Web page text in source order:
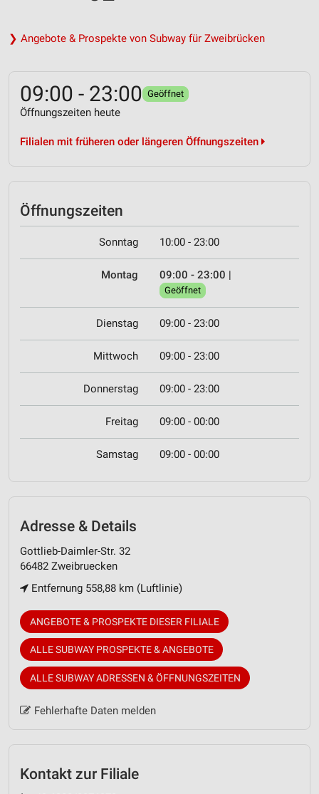
❯ Angebote & Prospekte von Subway für Zweibrücken
09:00 - 23:00 Geöffnet
Öffnungszeiten heute
Filialen mit früheren oder längeren Öffnungszeiten
Öffnungszeiten
Sonntag 10:00 - 23:00
Montag 09:00 - 23:00 |
Geöffnet
Dienstag 09:00 - 23:00
Mittwoch 09:00 - 23:00
Donnerstag 09:00 - 23:00
Freitag 09:00 - 00:00
Samstag 09:00 - 00:00
Adresse & Details
Gottlieb-Daimler-Str. 32
66482 Zweibruecken
Entfernung 558,88 km (Luftlinie)
ANGEBOTE & PROSPEKTE DIESER FILIALE
ALLE SUBWAY PROSPEKTE & ANGEBOTE
ALLE SUBWAY ADRESSEN & ÖFFNUNGSZEITEN
Fehlerhafte Daten melden
Kontakt zur Filiale